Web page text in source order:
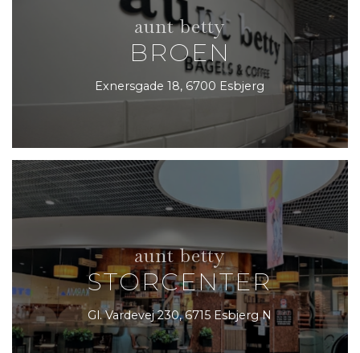
aunt betty
BROEN
Exnersgade 18, 6700 Esbjerg
aunt betty
STORCENTER
Gl. Vardevej 230, 6715 Esbjerg N